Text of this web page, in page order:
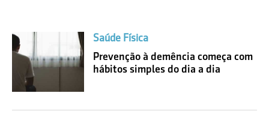
Saúde Física
Prevenção à demência começa com
hábitos simples do dia a dia